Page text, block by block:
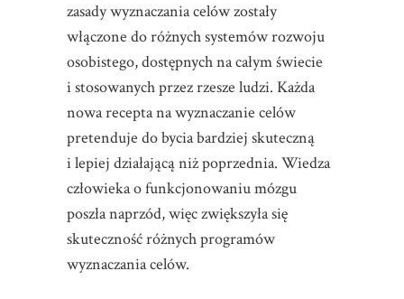
zasady wyznaczania celów zostały
włączone do różnych systemów rozwoju
osobistego, dostępnych na całym świecie
i stosowanych przez rzesze ludzi. Każda
nowa recepta na wyznaczanie celów
pretenduje do bycia bardziej skuteczną
i lepiej działającą niż poprzednia. Wiedza
człowieka o funkcjonowaniu mózgu
poszła naprzód, więc zwiększyła się
skuteczność różnych programów
wyznaczania celów.